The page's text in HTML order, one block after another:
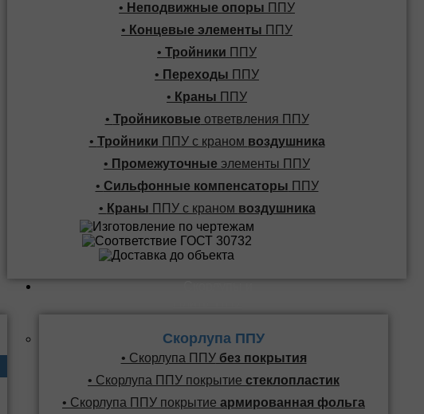
• Неподвижные опоры ППУ
• Концевые элементы ППУ
• Тройники ППУ
• Переходы ППУ
• Краны ППУ
• Тройниковые ответвления ППУ
• Тройники ППУ с краном воздушника
• Промежуточные элементы ППУ
• Сильфонные компенсаторы ППУ
• Краны ППУ с краном воздушника
Скорлупа ППУ
• Скорлупа ППУбез покрытия
• Скорлупа ППУ покрытие стеклопластик
• Скорлупа ППУ покрытие армированная фольга